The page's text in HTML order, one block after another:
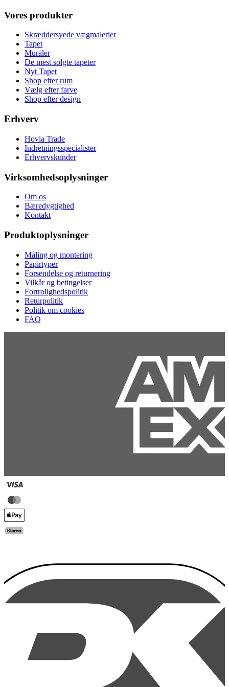
Vores produkter
Skræddersyede vægmalerier
Tapet
Muraler
De mest solgte tapeter
Nyt Tapet
Shop efter rum
Vælg efter farve
Shop efter design
Erhverv
Hovia Trade
Indretningsspecialister
Erhvervskunder
Virksomhedsoplysninger
Om os
Bæredygtighed
Kontakt
Produktoplysninger
Måling og montering
Papirtyper
Forsendelse og returnering
Vilkår og betingelser
Fortrolighedspolitik
Returpolitik
Politik om cookies
FAQ